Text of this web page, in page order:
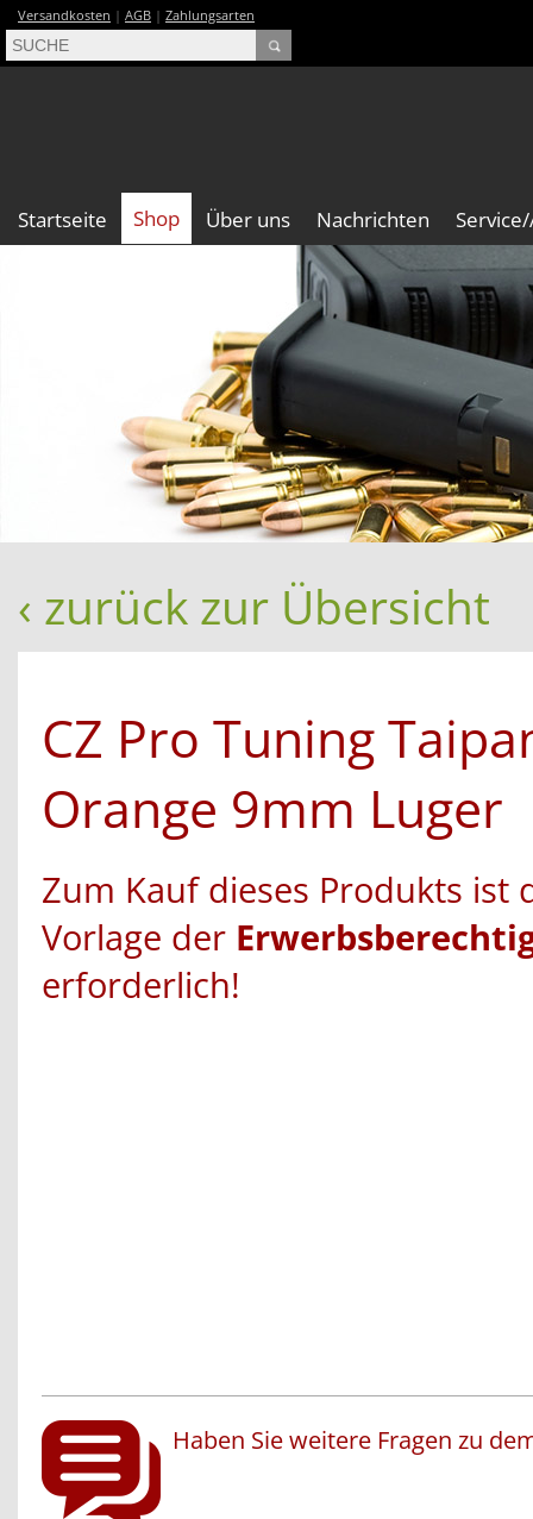
Versandkosten | AGB | Zahlungsarten
Startseite Shop Über uns Nachrichten
‹ zurück zur Übersicht
CZ Pro Tuning
Orange 9mm Luger
Zum Kauf dieses Produkts ist
Vorlage der
erforderlich!
Haben Sie weitere Fragen zu